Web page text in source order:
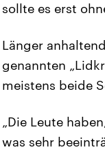
sollte es erst
Länger
genannten
meistens beide
„Die Leute
was sehr